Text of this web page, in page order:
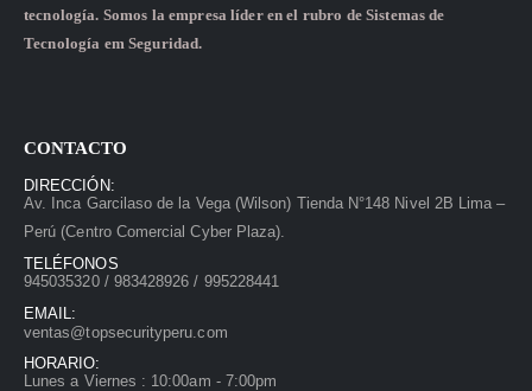
tecnología. Somos la empresa líder en el rubro de Sistemas de
Tecnología em Seguridad.
CONTACTO
DIRECCIÓN:
Av. Inca Garcilaso de la Vega (Wilson) Tienda N°148 Nivel 2B Lima –
Perú (Centro Comercial Cyber Plaza).
TELÉFONOS
945035320 / 983428926 / 995228441
EMAIL:
ventas@topsecurityperu.com
HORARIO:
Lunes a Viernes : 10:00am - 7:00pm